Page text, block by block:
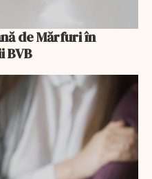
de Mărfuri în
BVB